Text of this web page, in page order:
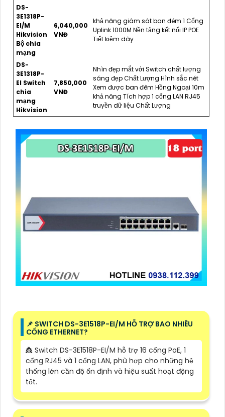
DS-
3E1318P-
EI/M
Hikvision
Bộ chia
mạng
6,040,000
VNĐ
khả năng giám sát ban đêm 1 Cổng
Uplink 1000M Nền tảng kết nối IP POE
Tiết kiệm dây
DS-
3E1318P-
EI Switch
chia
mạng
Hikvision
7,850,000
VNĐ
Nhìn đẹp mắt với Switch chất lượng
sáng đẹp Chất Lượng Hình sắc nét
Xem được ban đêm Hồng Ngoại 10m
khả năng Tích hợp 1 cổng LAN RJ45
truyền dữ liệu Chất Lượng
📌 SWITCH DS-3E1518P-EI/M HỖ TRỢ BAO NHIÊU
CỔNG ETHERNET?
👸 Switch DS-3E1518P-EI/M hỗ trợ 16 cổng PoE, 1
cổng RJ45 và 1 cổng LAN, phù hợp cho những hệ
thống lớn cần độ ổn định và hiệu suất hoạt động
tốt.